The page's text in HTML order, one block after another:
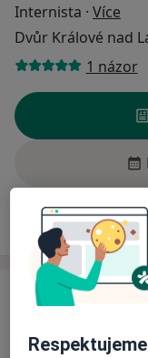
Internista · Více
Dvůr Králové nad
1 názor
Ceník
Ceník
Informace o